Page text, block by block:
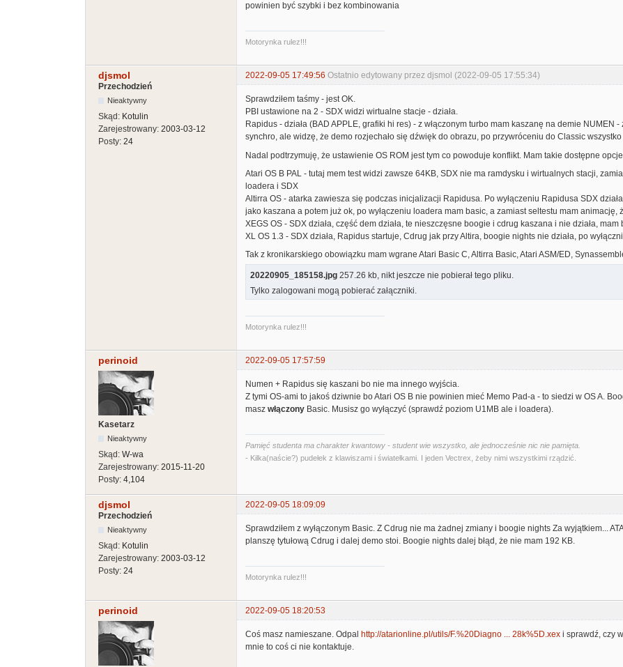
powinien być szybki i bez kombinowania
Motorynka rulez!!!
djsmol 2022-09-05 17:49:56 Ostatnio edytowany przez djsmol (2022-09-05 17:55:34)
Przechodzień
Nieaktywny
Skąd: Kotulin
Zarejestrowany: 2003-03-12
Posty: 24
Sprawdziłem taśmy - jest OK.
PBI ustawione na 2 - SDX widzi wirtualne stacje - działa.
Rapidus - działa (BAD APPLE, grafiki hi res) - z włączonym turbo mam kaszanę na demie NUMEN
synchro, ale widzę, że demo rozjechało się dźwięk do obrazu, po przywróceniu do Classic wszystko
Nadal podtrzymuję, że ustawienie OS ROM jest tym co powoduje konflikt. Mam takie dostępne
Atari OS B PAL - tutaj mem test widzi zawsze 64KB, SDX nie ma ramdysku i wirtualnych stacji,
loadera i SDX
Altirra OS - atarka zawiesza się podczas inicjalizacji Rapidusa. Po wyłączeniu Rapidusa SDX
jako kaszana a potem już ok, po wyłączeniu loadera mam basic, a zamiast seltestu mam animację,
XEGS OS - SDX działa, część dem działa, te nieszczęsne boogie i cdrug kaszana i nie działa, mam
XL OS 1.3 - SDX działa, Rapidus startuje, Cdrug jak przy Altira, boogie nights nie działa, po
Tak z kronikarskiego obowiązku mam wgrane Atari Basic C, Altirra Basic, Atari ASM/ED,
20220905_185158.jpg 257.26 kb, nikt jeszcze nie pobierał tego pliku.
Tylko zalogowani mogą pobierać załączniki.
Motorynka rulez!!!
perinoid 2022-09-05 17:57:59
Kasetarz
Nieaktywny
Skąd: W-wa
Zarejestrowany: 2015-11-20
Posty: 4,104
Numen + Rapidus się kaszani bo nie ma innego wyjścia.
Z tymi OS-ami to jakoś dziwnie bo Atari OS B nie powinien mieć Memo Pad-a - to siedzi w OS A.
masz włączony Basic. Musisz go wyłączyć (sprawdź poziom U1MB ale i loadera).
Pamięć studenta ma charakter kwantowy - student wie wszystko, ale jednocześnie nic nie pamięta.
- Kilka(naście?) pudełek z klawiszami i światełkami. I jeden Vectrex, żeby nimi wszystkimi rządzić.
djsmol
2022-09-05 18:09:09
Przechodzień
Nieaktywny
Skąd: Kotulin
Zarejestrowany: 2003-03-12
Posty: 24
Sprawdziłem z wyłączonym Basic. Z Cdrug nie ma żadnej zmiany i boogie nights Za wyjątkiem...
planszę tytułową Cdrug i dalej demo stoi. Boogie nights dalej błąd, że nie mam 192 KB.
Motorynka rulez!!!
perinoid 2022-09-05 18:20:53
Coś masz namieszane. Odpal http://atarionline.pl/utils/F.%20Diagno ... 28k%5D.xex i sprawdź, czy
mnie to coś ci nie kontaktuje.